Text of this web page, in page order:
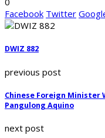
Facebook Twitter
DWIZ 882
previous post
Chinese Foreign Minister
Pangulong Aquino
next post